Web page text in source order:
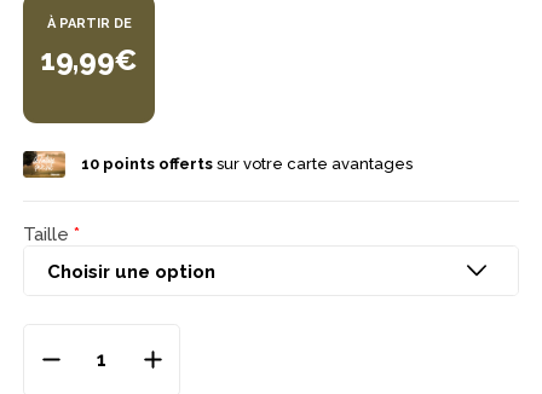
campagne. Idéal pour la mi-saison ou les journées d'été, ce
polo allie élégance décontractée et référence à la chasse,
pour un look affirmé sans ostentation.
À PARTIR DE
19,99€
10points offertssur votre carte avantages
Taille